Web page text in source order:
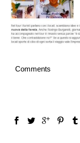
Comments